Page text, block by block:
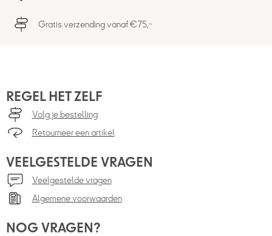
Gratis verzending vanaf €75,-
REGEL HET ZELF
Volg je bestelling
Retourneer een artikel
VEELGESTELDE VRAGEN
Veelgestelde vragen
Algemene voorwaarden
NOG VRAGEN?